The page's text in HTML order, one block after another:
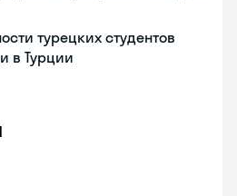
турецких студентов
в Турции